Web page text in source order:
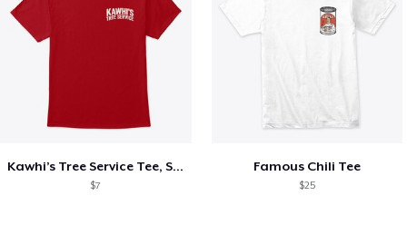
Kawhi’s Tree Service Tee, Shirts, Mug
$7
Famous Chili Tee
$25